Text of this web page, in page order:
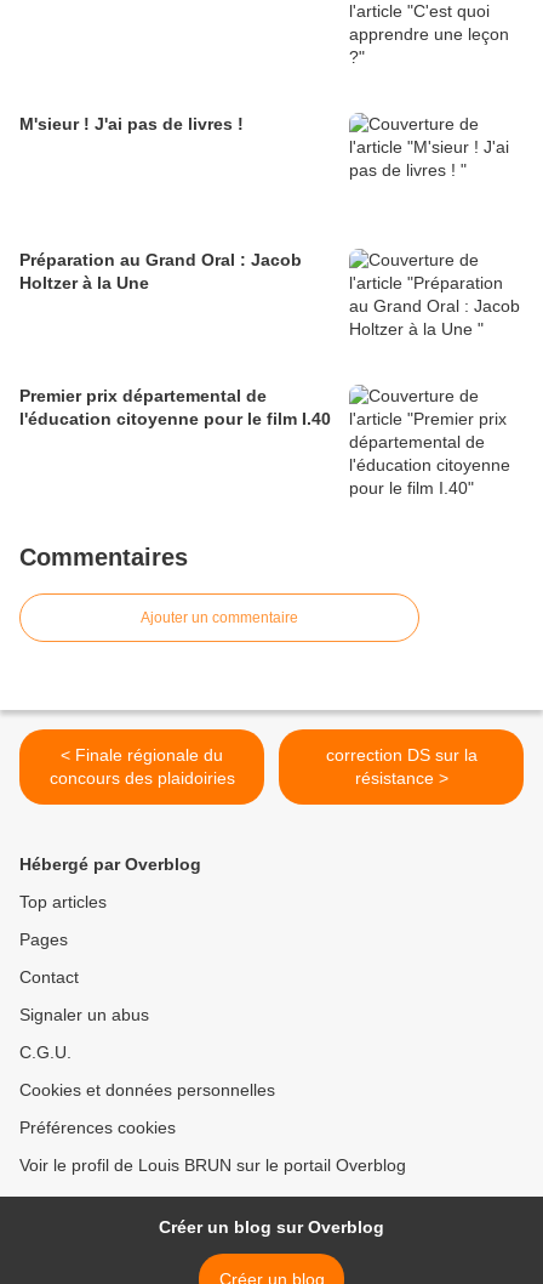
M'sieur ! J'ai pas de livres !
Préparation au Grand Oral : Jacob
Holtzer à la Une
Premier prix départemental de
l'éducation citoyenne pour le film I.40
Commentaires
Ajouter un commentaire
< Finale régionale du
concours des plaidoiries
correction DS sur la
résistance >
Hébergé par Overblog
Top articles
Pages
Contact
Signaler un abus
C.G.U.
Cookies et données personnelles
Préférences cookies
Voir le profil de Louis BRUN sur le portail Overblog
Créer un blog sur Overblog
Créer un blog